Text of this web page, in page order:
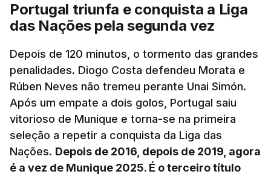
Portugal triunfa e conquista a Liga
das Nações pela segunda vez
Depois de 120 minutos, o tormento das grandes
penalidades. Diogo Costa defendeu Morata e
Rúben Neves não tremeu perante Unai Simón.
Após um empate a dois golos, Portugal saiu
vitorioso de Munique e torna-se na primeira
seleção a repetir a conquista da Liga das
Nações. Depois de 2016, depois de 2019, agora
é a vez de Munique 2025. É o terceiro título